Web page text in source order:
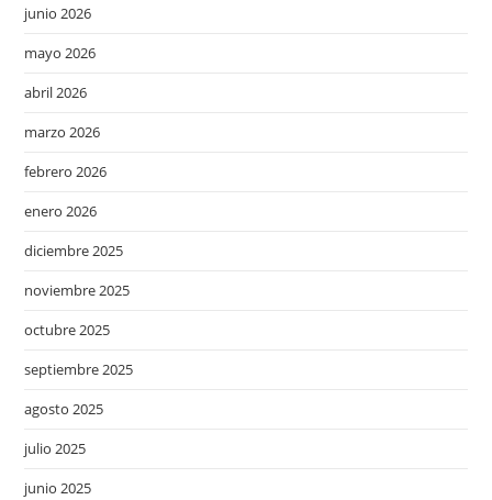
junio 2026
mayo 2026
abril 2026
marzo 2026
febrero 2026
enero 2026
diciembre 2025
noviembre 2025
octubre 2025
septiembre 2025
agosto 2025
julio 2025
junio 2025